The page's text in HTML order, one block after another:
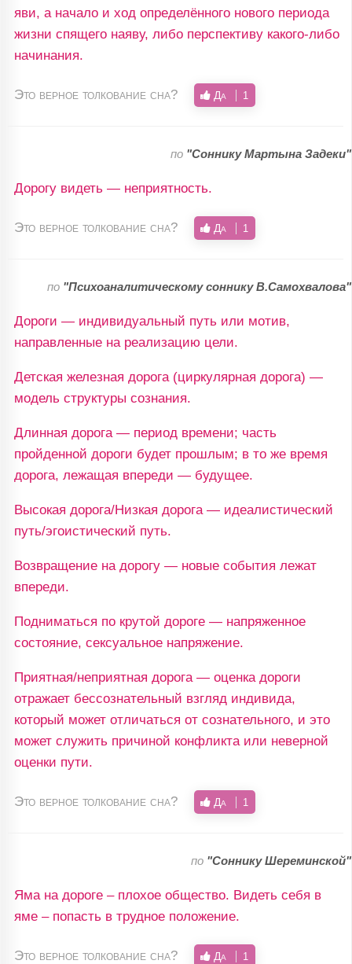
яви, а начало и ход определённого нового периода
жизни спящего наяву, либо перспективу какого-либо
начинания.
Это верное толкование сна? Да 1
по "Соннику Мартына Задеки"
Дорогу видеть — неприятность.
Это верное толкование сна? Да 1
по "Психоаналитическому соннику В.Самохвалова"
Дороги — индивидуальный путь или мотив,
направленные на реализацию цели.
Детская железная дорога (циркулярная дорога) —
модель структуры сознания.
Длинная дорога — период времени; часть
пройденной дороги будет прошлым; в то же время
дорога, лежащая впереди — будущее.
Высокая дорога/Низкая дорога — идеалистический
путь/эгоистический путь.
Возвращение на дорогу — новые события лежат
впереди.
Подниматься по крутой дороге — напряженное
состояние, сексуальное напряжение.
Приятная/неприятная дорога — оценка дороги
отражает бессознательный взгляд индивида,
который может отличаться от сознательного, и это
может служить причиной конфликта или неверной
оценки пути.
Это верное толкование сна? Да 1
по "Соннику Шереминской"
Яма на дороге – плохое общество. Видеть себя в
яме – попасть в трудное положение.
Это верное толкование сна? Да 1